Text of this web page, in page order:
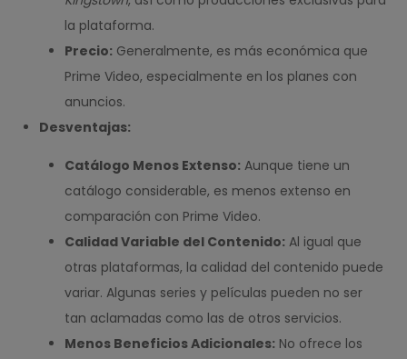
la plataforma.
Precio: Generalmente, es más económica que
Prime Video, especialmente en los planes con
anuncios.
Desventajas:
Catálogo Menos Extenso: Aunque tiene un
catálogo considerable, es menos extenso en
comparación con Prime Video.
Calidad Variable del Contenido: Al igual que
otras plataformas, la calidad del contenido puede
variar. Algunas series y películas pueden no ser
tan aclamadas como las de otros servicios.
Menos Beneficios Adicionales: No ofrece los